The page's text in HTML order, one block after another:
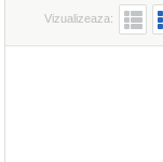
Vizualizeaza: